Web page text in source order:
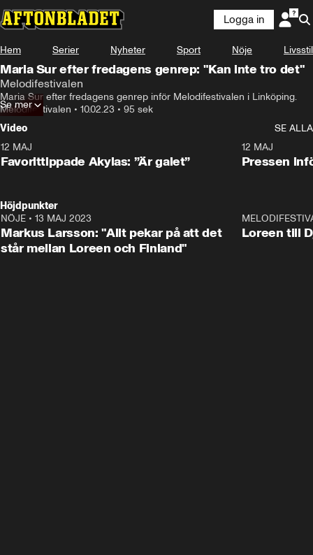
Logga in
Hem Serier Nyheter Sport Nöje Livsstil
Maria Sur efter fredagens genrep: "Kan inte tro det"
Melodifestivalen
Maria Sur efter fredagens genrep inför Melodifestivalen i Linköping.
Melodifestivalen • 10.02.23 • 95 sek
Se mer
Video
SE ALLA
12 MAJ
Favorittippade Akylas: ”Är galet”
12 MAJ
Pressen
Höjdpunkter
NÖJE • 13 MAJ 2023
Markus Larsson: "Allt pekar på att det
står mellan Loreen och Finland"
Loreen till